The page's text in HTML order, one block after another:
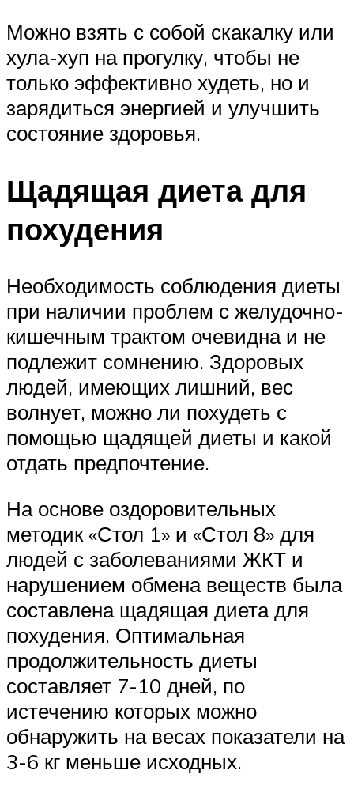
Можно взять с собой скакалку или
хула-хуп на прогулку, чтобы не
только эффективно худеть, но и
зарядиться энергией и улучшить
состояние здоровья.
Щадящая диета для
похудения
Необходимость соблюдения диеты
при наличии проблем с желудочно-
кишечным трактом очевидна и не
подлежит сомнению. Здоровых
людей, имеющих лишний, вес
волнует, можно ли похудеть с
помощью щадящей диеты и какой
отдать предпочтение.
На основе оздоровительных
методик «Стол 1» и «Стол 8» для
людей с заболеваниями ЖКТ и
нарушением обмена веществ была
составлена щадящая диета для
похудения. Оптимальная
продолжительность диеты
составляет 7-10 дней, по
истечению которых можно
обнаружить на весах показатели на
3-6 кг меньше исходных.